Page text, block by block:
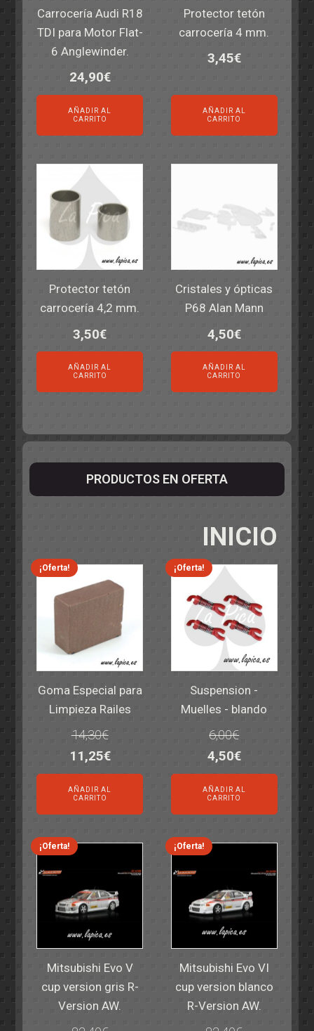
Carrocería Audi R18
TDI para Motor Flat-
6 Anglewinder.
24,90€
AÑADIR AL
CARRITO
Protector tetón
carrocería 4 mm.
3,45€
AÑADIR AL
CARRITO
Protector tetón
carrocería 4,2 mm.
3,50€
AÑADIR AL
CARRITO
Cristales y ópticas
P68 Alan Mann
4,50€
AÑADIR AL
CARRITO
PRODUCTOS EN OFERTA
INICIO
¡Oferta!
Goma Especial para
Limpieza Railes
14,30€
El
precio
original
era:
14,30€.
11,25€El
precio
actual
es:
11,25€.
AÑADIR AL
CARRITO
¡Oferta!
Suspension -
Muelles - blando
6,00€
El
precio
original
era:
6,00€.
4,50€El
precio
actual
es:
4,50€.
AÑADIR AL
CARRITO
¡Oferta!
Mitsubishi Evo V
cup version gris R-
Version AW.
¡Oferta!
Mitsubishi Evo VI
cup version blanco
R-Version AW.